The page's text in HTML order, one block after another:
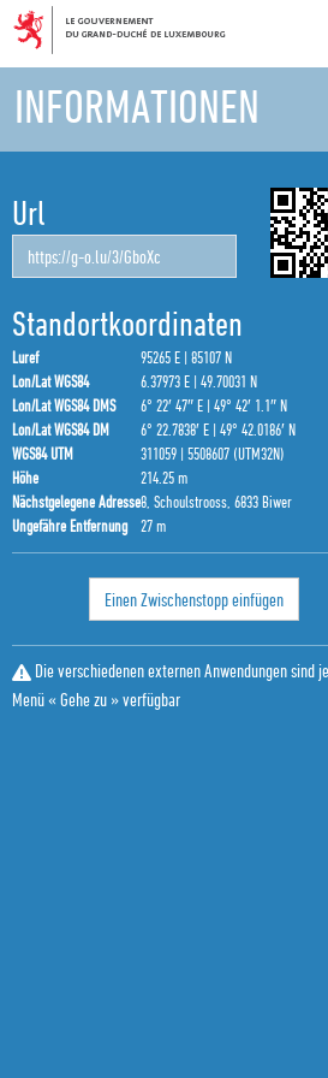
INFORMATIONEN
Url
Standortkoordinaten
Luref
95265 E | 85107 N
Lon/Lat WGS84
6.37973 E | 49.70031 N
Lon/Lat WGS84 DMS
6° 22′ 47″ E | 49° 42′ 1.1″ N
Lon/Lat WGS84 DM
6° 22.7838′ E | 49° 42.0186′ N
WGS84 UTM
311059 | 5508607 (UTM32N)
Höhe
214.25 m
Nächstgelegene Adresse8, Schoulstrooss, 6833 Biwer
Ungefähre Entfernung
27 m
Einen Zwischenstopp einfügen
Die verschiedenen externen Anwendungen sind
Menü « Gehe zu » verfügbar